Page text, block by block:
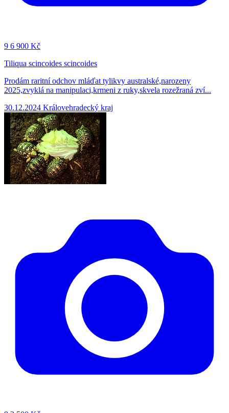
9 6 900 Kč
Tiliqua scincoides scincoides
Prodám raritní odchov mláďat tylikvy australské,narozeny
2025,zvyklá na manipulaci,krmeni z ruky,skvela rozežraná zví...
30.12.2024 Královehradecký kraj